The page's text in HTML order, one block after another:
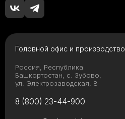
Головной офис и производство
Россия, Республика
Башкортостан, с. Зубово,
ул. Электрозаводская, 8
8 (800) 23-44-900